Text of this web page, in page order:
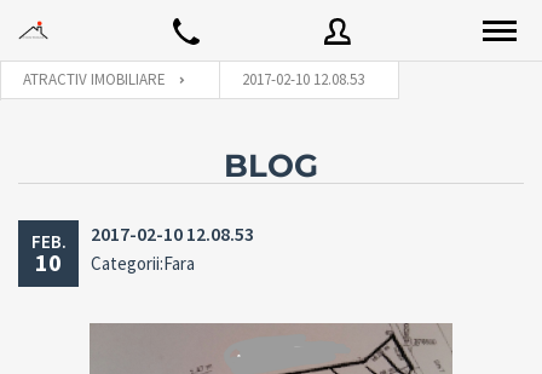
Parola
ATRACTIV IMOBILIARE 2017-02-10 12.08.53
BLOG
FEB.
10
2017-02-10 12.08.53
Categorii:Fara